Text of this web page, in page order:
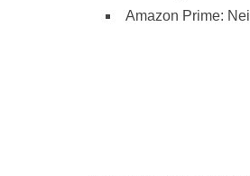
Amazon Prime: